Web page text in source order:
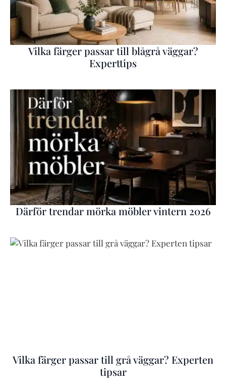
Vilka färger passar till blågrå väggar?
Experttips
Därför trendar mörka möbler vintern 2026
Vilka färger passar till grå väggar? Experten
tipsar